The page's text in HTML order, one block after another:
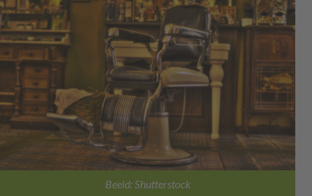
Beeld: Shutterstock